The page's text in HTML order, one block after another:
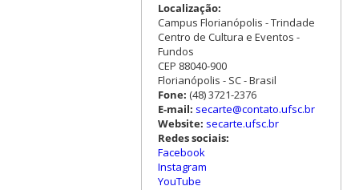
Localização:
Campus Florianópolis - Trindade
Centro de Cultura e Eventos -
Fundos
CEP 88040-900
Florianópolis - SC - Brasil
Fone: (48) 3721-2376
E-mail: secarte@contato.ufsc.br
Website: secarte.ufsc.br
Redes sociais:
Facebook
Instagram
YouTube